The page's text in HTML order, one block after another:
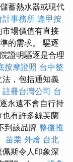
蓄熱水器或現代
計事務所 逢甲按
場價值有直接
的需求。 驅逐
證明驅逐是合理
按摩證照 台中整
，包括通知義
註冊台灣公司 台
永遠不會自行持
有許多絲芙蘭
到該品牌 整復推
苗栗 外燴 台北
斯令人印象深